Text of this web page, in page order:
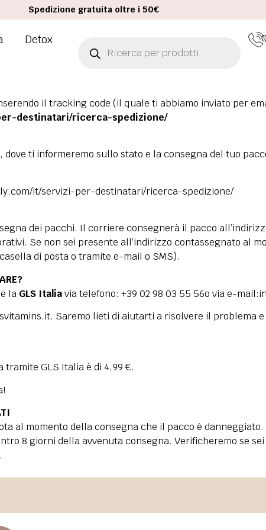
Spedizione gratuita oltre i 50€
Detox
il tracking code (il quale ti abbiamo inviato per
destinatari/ricerca-spedizione/
ti informeremo sullo stato e la consegna del tuo
it/servizi-per-destinatari/ricerca-spedizione/
dei pacchi. Il corriere consegnerà il pacco
Se non sei presente all’indirizzo contassegnato al
di posta o tramite e-mail o SMS).
la GLS Italiavia telefono: +39 02 98 03 55 56o via e-mail:
. Saremo lieti di aiutarti a risolvere il problema
GLS Italia è di 4,99 €.
al momento della consegna che il pacco è
8 giorni della avvenuta consegna. Verificheremo se